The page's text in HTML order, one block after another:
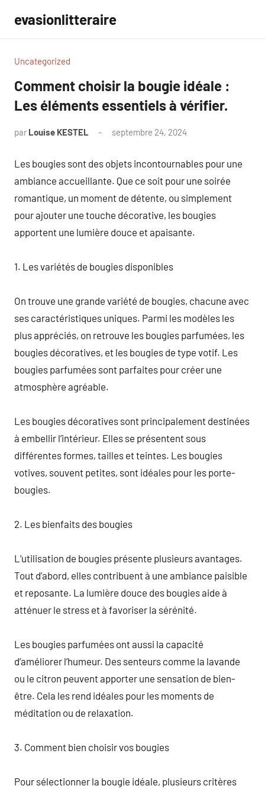
contenu
evasionlitteraire
Uncategorized
Comment choisir la bougie idéale :
Les éléments essentiels à vérifier.
par Louise KESTEL septembre 24, 2024
Les bougies sont des objets incontournables pour une
ambiance accueillante. Que ce soit pour une soirée
romantique, un moment de détente, ou simplement
pour ajouter une touche décorative, les bougies
apportent une lumière douce et apaisante.
1. Les variétés de bougies disponibles
On trouve une grande variété de bougies, chacune avec
ses caractéristiques uniques. Parmi les modèles les
plus appréciés, on retrouve les bougies parfumées, les
bougies décoratives, et les bougies de type votif. Les
bougies parfumées sont parfaites pour créer une
atmosphère agréable.
Les bougies décoratives sont principalement destinées
à embellir l’intérieur. Elles se présentent sous
différentes formes, tailles et teintes. Les bougies
votives, souvent petites, sont idéales pour les porte-
bougies.
2. Les bienfaits des bougies
L’utilisation de bougies présente plusieurs avantages.
Tout d’abord, elles contribuent à une ambiance paisible
et reposante. La lumière douce des bougies aide à
atténuer le stress et à favoriser la sérénité.
Les bougies parfumées ont aussi la capacité
d’améliorer l’humeur. Des senteurs comme la lavande
ou le citron peuvent apporter une sensation de bien-
être. Cela les rend idéales pour les moments de
méditation ou de relaxation.
3. Comment bien choisir vos bougies
Pour sélectionner la bougie idéale, plusieurs critères